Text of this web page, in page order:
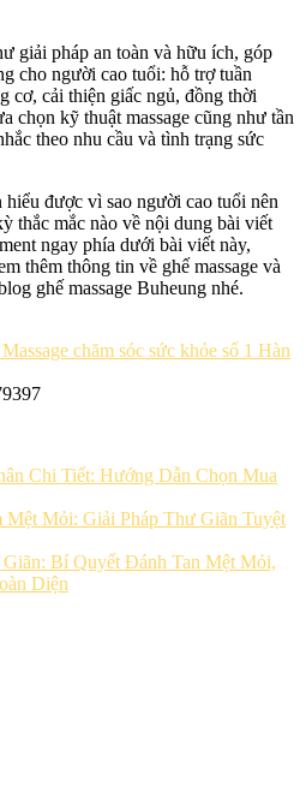
giải pháp an toàn và hữu ích, góp
cho người cao tuổi: hỗ trợ tuần
cơ, cải thiện giấc ngủ, đồng thời
chọn kỹ thuật massage cũng như tần
theo nhu cầu và tình trạng sức
được vì sao người cao tuổi nên
thắc mắc nào về nội dung bài viết
ngay phía dưới bài viết này,
thêm thông tin về ghế massage và
ghế massage Buheung nhé.
chăm sóc sức khỏe số 1 Hàn
Chi Tiết: Hướng Dẫn Chọn Mua
Mệt Mỏi: Giải Pháp Thư Giãn Tuyệt
Bí Quyết Đánh Tan Mệt Mỏi,
Diện